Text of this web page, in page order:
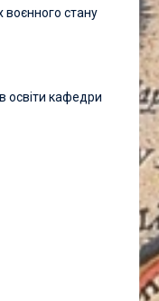
стану
освіти кафедри